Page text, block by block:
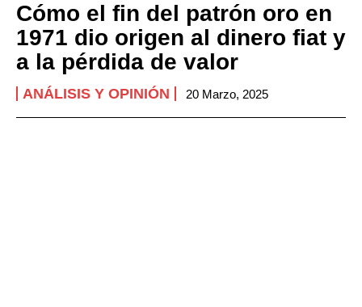
Cómo el fin del patrón oro en
1971 dio origen al dinero fiat y
a la pérdida de valor
ANÁLISIS Y OPINIÓN 20 Marzo, 2025